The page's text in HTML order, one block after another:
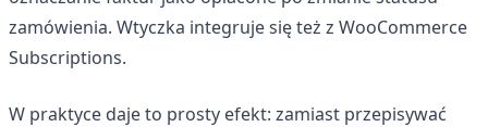
zamówienia. Wtyczka integruje się też z WooCommerce
Subscriptions.
W praktyce daje to prosty efekt: zamiast przepisywać